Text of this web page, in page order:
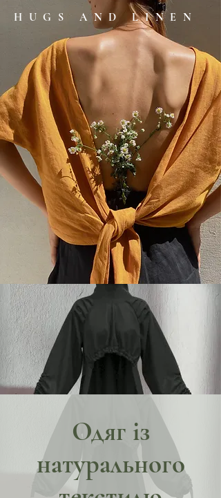
HUGS AND LINEN
Одяг із
натурального